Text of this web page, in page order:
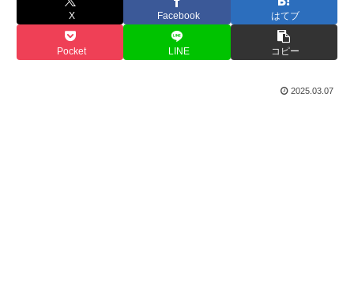
X Facebook はてブ
Pocket LINE コピー
2025.03.07